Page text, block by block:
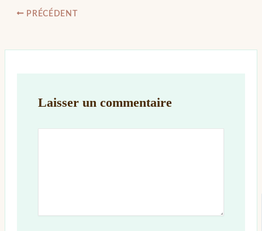
PRÉCÉDENT
Laisser un commentaire